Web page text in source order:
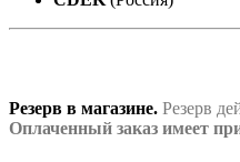
Резерв в магазине. Резерв
Оплаченный заказ имеет